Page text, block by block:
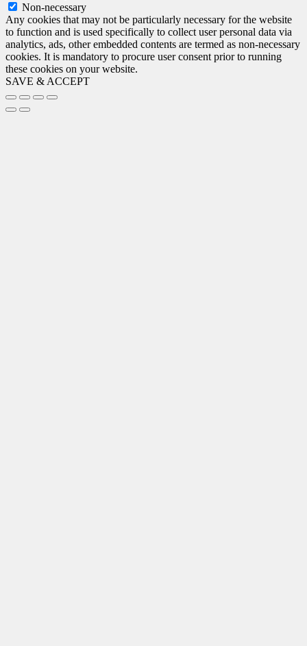
Non-necessary
Any cookies that may not be particularly necessary for the website
to function and is used specifically to collect user personal data via
analytics, ads, other embedded contents are termed as non-necessary
cookies. It is mandatory to procure user consent prior to running
these cookies on your website.
SAVE & ACCEPT